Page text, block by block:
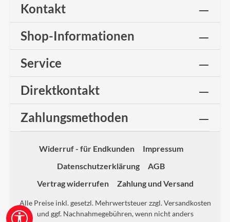
Kontakt
Shop-Informationen
Service
Direktkontakt
Zahlungsmethoden
Widerruf - für Endkunden
Impressum
Datenschutzerklärung
AGB
Vertrag widerrufen
Zahlung und Versand
Alle Preise inkl. gesetzl. Mehrwertsteuer zzgl.Versandkosten
und ggf. Nachnahmegebühren, wenn nicht anders
Werkzeugleiste anzeigen